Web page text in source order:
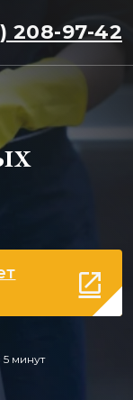
208-97-42
минут